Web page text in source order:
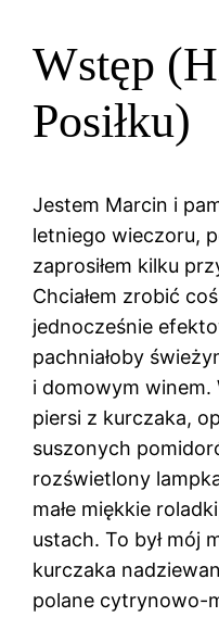
Wstęp
Posiłku)
Jestem Marcin i
letniego wieczoru,
zaprosiłem kilku
Chciałem zrobić
jednocześnie
pachniałoby
i domowym winem.
piersi z kurczaka,
suszonych
rozświetlony
małe miękkie
ustach. To był mój
kurczaka
polane cytrynowo-